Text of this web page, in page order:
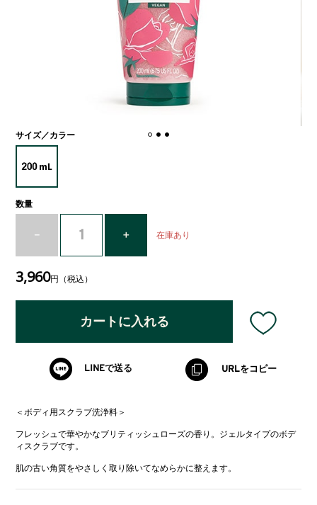
サイズ／カラー
数量
在庫あり
3,960円（税込）
カートに入れる
LINEで送る URLをコピー
＜ボディ用スクラブ洗浄料＞
フレッシュで華やかなブリティッシュローズの香り。ジェルタイプのボデ
ィスクラブです。
肌の古い角質をやさしく取り除いてなめらかに整えます。